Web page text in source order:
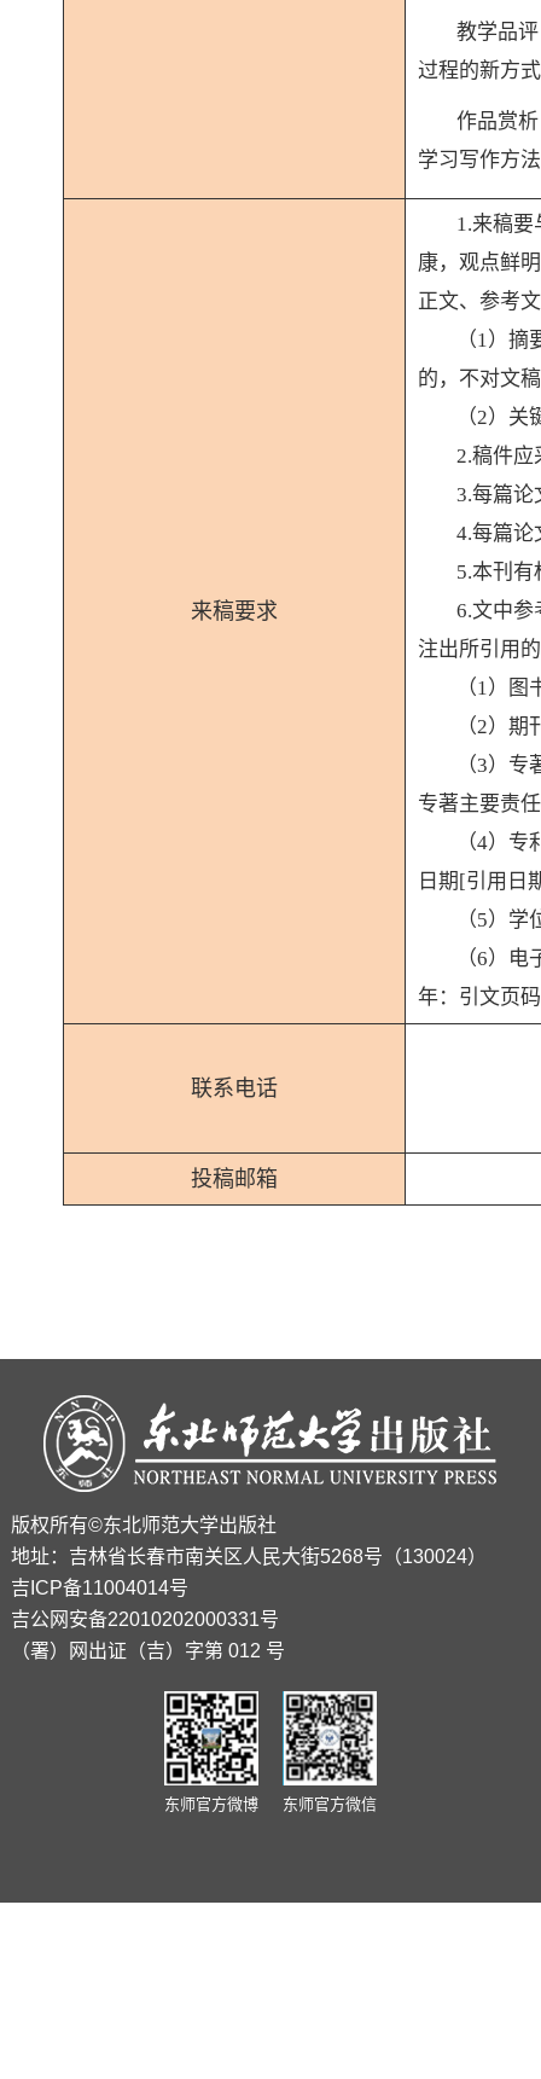
教学品
过程的新方
作品赏
学习写作方
来稿要求
1.来稿
康，观点鲜
正文、参考
（1）摘
的，不对文
（2）关
2.稿件应
3.每篇论
4.每篇
5.本刊
6.文中参
注出所引用
（1）图
（2）期
（3）专
专著主要责
（4）专
日期[引用日
（5）学
（6）电
年：引文页
联系电话
投稿邮箱
版权所有©东北师范大学出版社
地址：吉林省长春市南关区人民大街5268号（130024）
吉ICP备11004014号
吉公网安备22010202000331号
（署）网出证（吉）字第 012 号
东师官方微博 东师官方微信